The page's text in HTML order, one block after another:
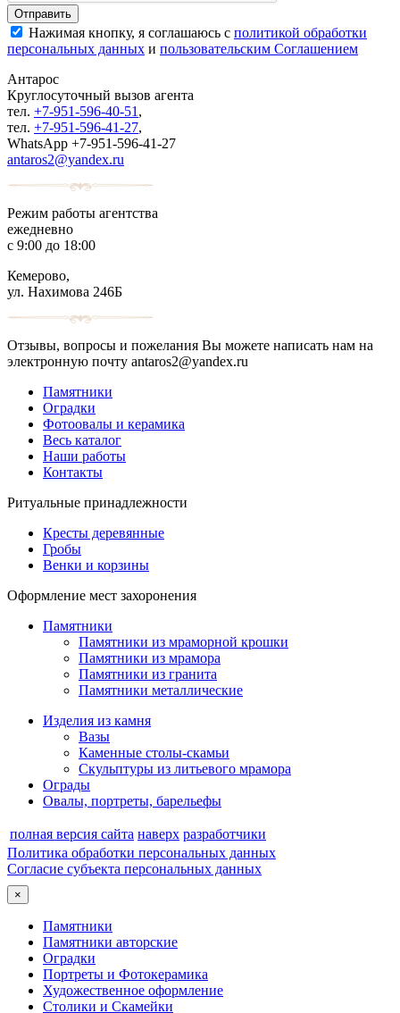
Нажимая кнопку, я соглашаюсь с политикой обработки
персональных данных и пользовательским Соглашением
Антарос
Круглосуточный вызов агента
тел. +7-951-596-40-51,
тел. +7-951-596-41-27,
WhatsApp +7-951-596-41-27
antaros2@yandex.ru
Режим работы агентства
ежедневно
с 9:00 до 18:00
Кемерово,
ул. Нахимова 246Б
Отзывы, вопросы и пожелания Вы можете написать нам на
электронную почту antaros2@yandex.ru
Памятники
Оградки
Фотоовалы и керамика
Весь каталог
Наши работы
Контакты
Ритуальные принадлежности
Кресты деревянные
Гробы
Венки и корзины
Оформление мест захоронения
Памятники
Памятники из мраморной крошки
Памятники из мрамора
Памятники из гранита
Памятники металлические
Изделия из камня
Вазы
Каменные столы-скамьи
Скульптуры из литьевого мрамора
Ограды
Овалы, портреты, барельефы
полная версия сайта наверх разработчики
Политика обработки персональных данных
Согласие субъекта персональных данных
×
Памятники
Памятники авторские
Оградки
Портреты и Фотокерамика
Художественное оформление
Столики и Скамейки